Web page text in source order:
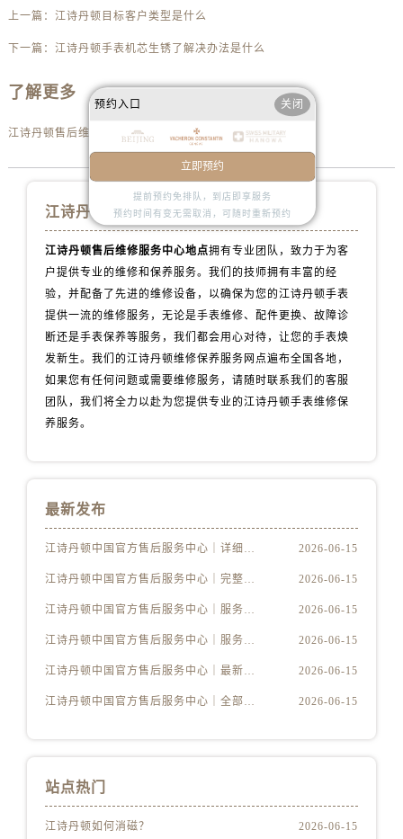
山西省大同市平城区迎宾街江诗丹顿售后服务中心（需提前预约）
天津市和平区赤峰道136号天津国际金融中心26层2603室江诗丹顿售后服务中心（需提前预约）
安徽省马鞍山市雨山区湖南西路江诗丹顿售后服务中心（需提前预约）
上一篇： 江诗丹顿目标客户类型是什么
下一篇： 江诗丹顿手表机芯生锈了解决办法是什么
了解更多
江诗丹顿售后维修服务中心地点
江诗丹顿手表维修服务中心
江诗丹顿售后维修服务中心地点拥有专业团队，致力于为客
户提供专业的维修和保养服务。我们的技师拥有丰富的经
验，并配备了先进的维修设备，以确保为您的江诗丹顿手表
提供一流的维修服务，无论是手表维修、配件更换、故障诊
断还是手表保养等服务，我们都会用心对待，让您的手表焕
发新生。我们的江诗丹顿维修保养服务网点遍布全国各地，
如果您有任何问题或需要维修服务，请随时联系我们的客服
团队，我们将全力以赴为您提供专业的江诗丹顿手表维修保
养服务。
最新发布
江诗丹顿中国官方售后服务中心｜详细地址及售后服务电话权威信息公示（2026年6月最新） 2026-06-15
江诗丹顿中国官方售后服务中心｜完整地址与联系电话权威信息公示（2026年6月最新） 2026-06-15
江诗丹顿中国官方售后服务中心｜服务电话及详细网点地址权威信息公示（2026年6月最新） 2026-06-15
江诗丹顿中国官方售后服务中心｜服务电话及完整官方地址权威信息公示（2026年6月最新） 2026-06-15
江诗丹顿中国官方售后服务中心｜最新电话与详细地址权威信息公示（2026年6月最新） 2026-06-15
江诗丹顿中国官方售后服务中心｜全部网点地址与售后热线权威信息公示（2026年6月最新） 2026-06-15
站点热门
江诗丹顿如何消磁？ 2026-06-15
预约入口 关闭
立即预约
提前预约免排队，到店即享服务
预约时间有变无需取消，可随时重新预约